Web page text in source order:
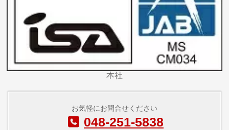
本社
お気軽にお問合せください
048-251-5838